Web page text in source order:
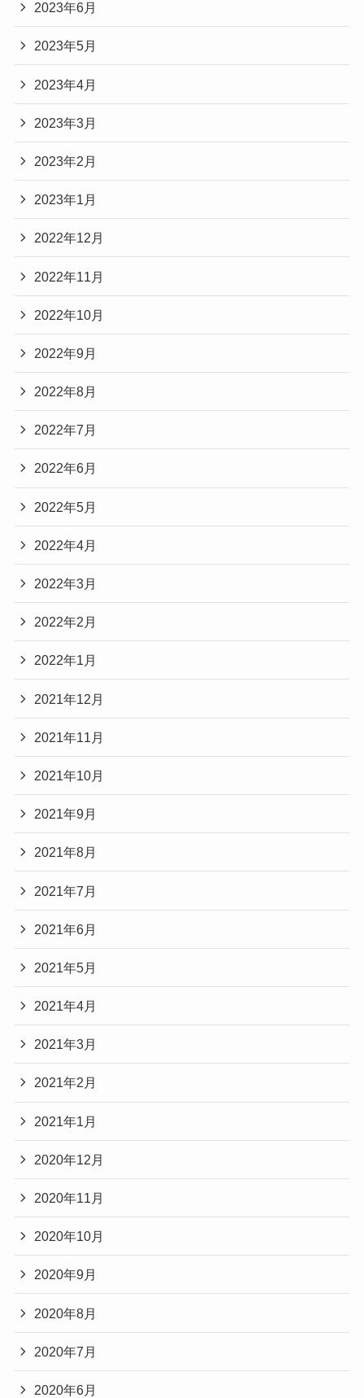
2023年6月
2023年5月
2023年4月
2023年3月
2023年2月
2023年1月
2022年12月
2022年11月
2022年10月
2022年9月
2022年8月
2022年7月
2022年6月
2022年5月
2022年4月
2022年3月
2022年2月
2022年1月
2021年12月
2021年11月
2021年10月
2021年9月
2021年8月
2021年7月
2021年6月
2021年5月
2021年4月
2021年3月
2021年2月
2021年1月
2020年12月
2020年11月
2020年10月
2020年9月
2020年8月
2020年7月
2020年6月